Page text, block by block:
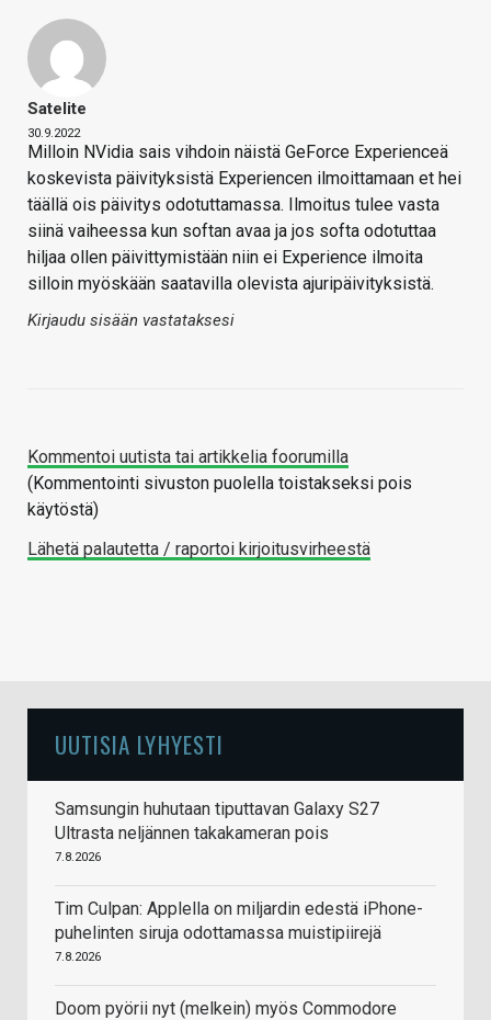
Satelite
30.9.2022
Milloin NVidia sais vihdoin näistä GeForce Experienceä
koskevista päivityksistä Experiencen ilmoittamaan et hei
täällä ois päivitys odotuttamassa. Ilmoitus tulee vasta
siinä vaiheessa kun softan avaa ja jos softa odotuttaa
hiljaa ollen päivittymistään niin ei Experience ilmoita
silloin myöskään saatavilla olevista ajuripäivityksistä.
Kirjaudu sisään vastataksesi
Kommentoi uutista tai artikkelia foorumilla
(Kommentointi sivuston puolella toistakseksi pois
käytöstä)
Lähetä palautetta / raportoi kirjoitusvirheestä
UUTISIA LYHYESTI
Samsungin huhutaan tiputtavan Galaxy S27
Ultrasta neljännen takakameran pois
7.8.2026
Tim Culpan: Applella on miljardin edestä iPhone-
puhelinten siruja odottamassa muistipiirejä
7.8.2026
Doom pyörii nyt (melkein) myös Commodore